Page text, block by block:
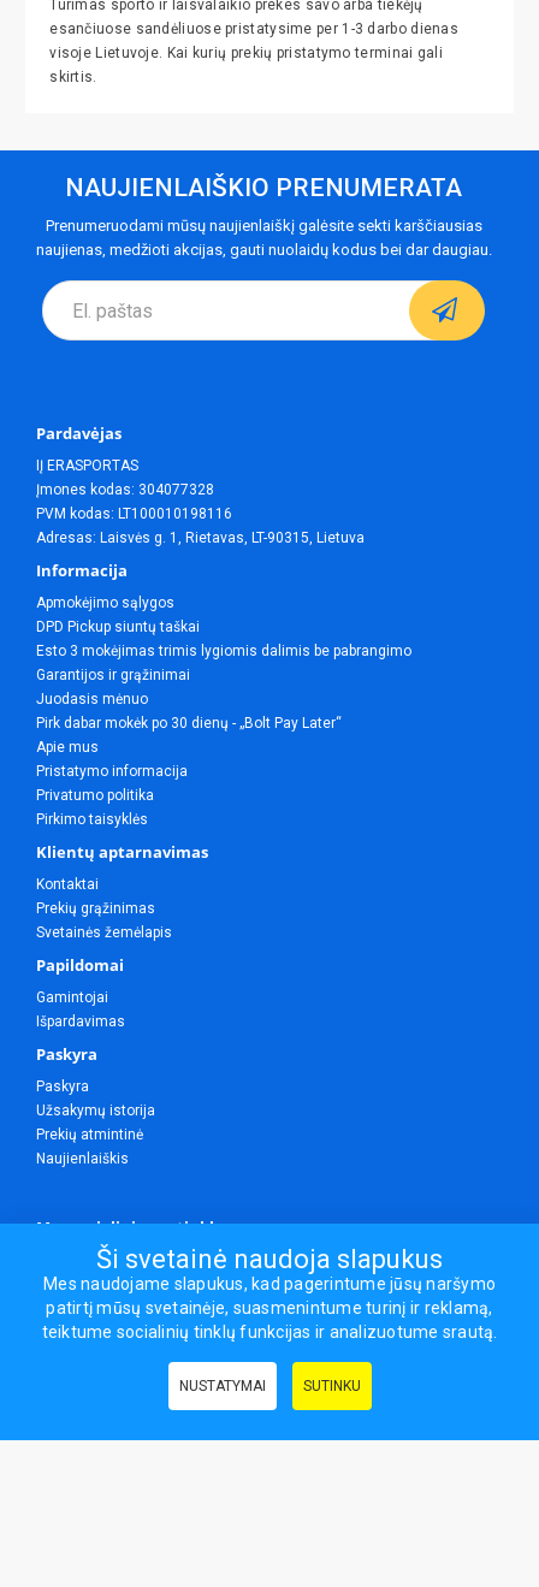
Turimas sporto ir laisvalaikio prekes savo arba tiekėjų
esančiuose sandėliuose pristatysime per 1-3 darbo dienas
visoje Lietuvoje. Kai kurių prekių pristatymo terminai gali
skirtis.
NAUJIENLAIŠKIO PRENUMERATA
Prenumeruodami mūsų naujienlaiškį galėsite sekti karščiausias
naujienas, medžioti akcijas, gauti nuolaidų kodus bei dar daugiau.
Pardavėjas
IĮ ERASPORTAS
Įmones kodas: 304077328
PVM kodas: LT100010198116
Adresas: Laisvės g. 1, Rietavas, LT-90315, Lietuva
Informacija
Apmokėjimo sąlygos
DPD Pickup siuntų taškai
Esto 3 mokėjimas trimis lygiomis dalimis be pabrangimo
Garantijos ir grąžinimai
Juodasis mėnuo
Pirk dabar mokėk po 30 dienų - „Bolt Pay Later“
Apie mus
Pristatymo informacija
Privatumo politika
Pirkimo taisyklės
Klientų aptarnavimas
Kontaktai
Prekių grąžinimas
Svetainės žemėlapis
Papildomai
Gamintojai
Išpardavimas
Paskyra
Paskyra
Užsakymų istorija
Prekių atmintinė
Naujienlaiškis
Mes socialiniuose tinkluose
Visos teisės saugomos.
Sporto ir laisvalaikio prekės, maisto papildai - erasportas.lt © 2026
Ši svetainė naudoja slapukus
Mes naudojame slapukus, kad pagerintume jūsų naršymo
patirtį mūsų svetainėje, suasmenintume turinį ir reklamą,
teiktume socialinių tinklų funkcijas ir analizuotume srautą.
NUSTATYMAI SUTINKU